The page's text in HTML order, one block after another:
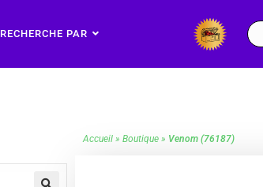
RECHERCHE PAR
Accueil » Boutique » Venom (76187)